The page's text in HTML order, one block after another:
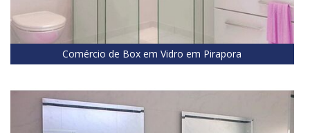
Comércio de Box em Vidro em Pirapora